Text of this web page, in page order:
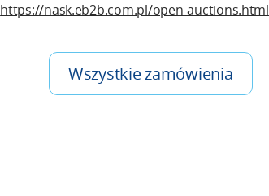
https://nask.eb2b.com.pl/open-auctions.html
Wszystkie zamówienia